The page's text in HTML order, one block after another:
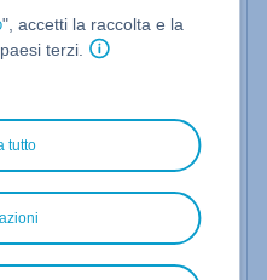
principale, fai clic sul
", accetti la raccolta e la
terzi.
tutto